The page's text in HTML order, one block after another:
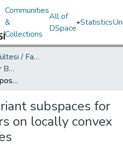
Communities
&
Collections
All of
DSpace
Statistics
Fen Edebiyat Fakültesi / Faculty of Letters and Sciences
Matematik ve Bilgisayar Bölümü / Department of Mathematics and Computer Science
Invariant subspaces for positive operators on locally convex solid Riesz spaces
subspaces for
on locally convex